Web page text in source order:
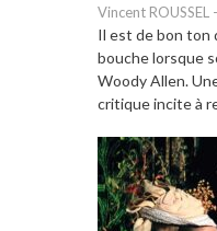
Vincent ROUSSEL -
Il est de bon ton
bouche lorsque
Woody Allen.
critique incite à